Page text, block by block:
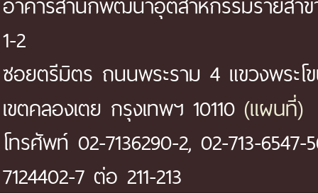
1-2
ซอยตรีมิตร ถนนพระราม 4 แขวงพระโ
เขตคลองเตย กรุงเทพฯ 10110 (แผนที่)
โทรศัพท์ 02-7136290-2, 02-713-6547-
7124402-7 ต่อ 211-213